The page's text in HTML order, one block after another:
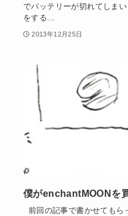
でバッテリーが切れてしま
をする...
2013年12月25日
僕がenchantMOONを
前回の記事で書かせてもら